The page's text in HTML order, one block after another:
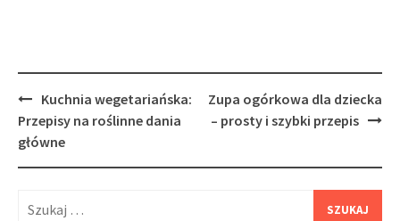
Post
navigation
Kuchnia wegetariańska:
Przepisy na roślinne dania
główne
Zupa ogórkowa dla dziecka
– prosty i szybki przepis